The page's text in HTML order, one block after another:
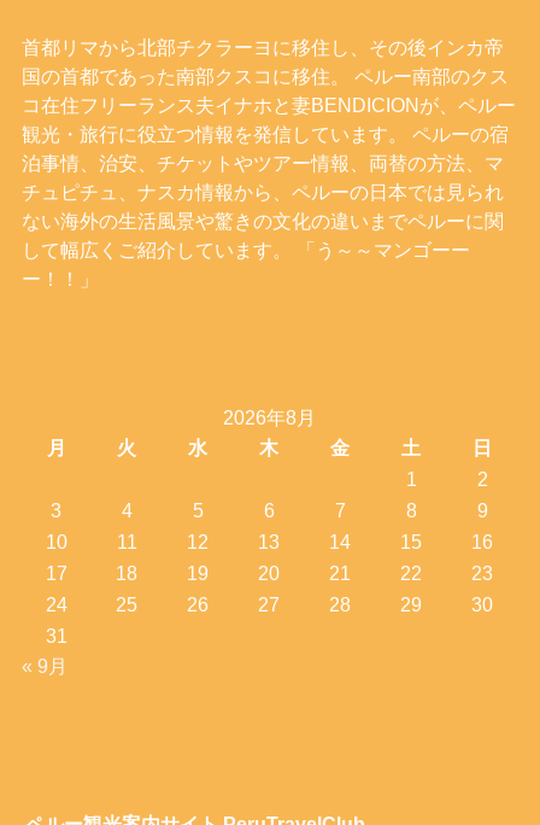
首都リマから北部チクラーヨに移住し、その後インカ帝
国の首都であった南部クスコに移住。 ペルー南部のクス
コ在住フリーランス夫イナホと妻BENDICIONが、ペルー
観光・旅行に役立つ情報を発信しています。 ペルーの宿
泊事情、治安、チケットやツアー情報、両替の方法、マ
チュピチュ、ナスカ情報から、ペルーの日本では見られ
ない海外の生活風景や驚きの文化の違いまでペルーに関
して幅広くご紹介しています。 「う～～マンゴーー
ー！！」
2026年8月
月
火 水 木 金 土
日
1
2
3
4 5 6 7 8
9
10
11 12 13 14 15
16
17
18 19 20 21 22
23
24
25 26 27 28 29
30
31
« 9月